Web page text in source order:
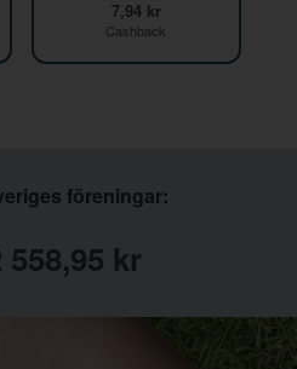
7,94 kr
Cashback
föreningar:
558,95 kr